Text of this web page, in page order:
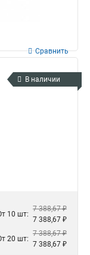
Сравнить
В наличии
10 шт:
7 388,67 ₽
7 388,67 ₽
20 шт:
7 388,67 ₽
7 388,67 ₽